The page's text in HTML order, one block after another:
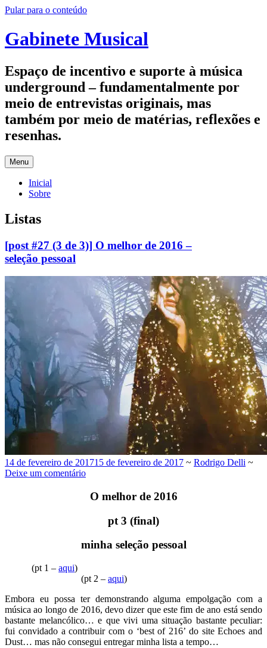
Pular para o conteúdo
Gabinete Musical
Espaço de incentivo e suporte à música
underground – fundamentalmente por
meio de entrevistas originais, mas
também por meio de matérias, reflexões e
resenhas.
Menu
Inicial
Sobre
Listas
[post #27 (3 de 3)] O melhor de 2016 –
seleção pessoal
14 de fevereiro de 201715 de fevereiro de 2017 ~ Rodrigo Delli ~
Deixe um comentário
O melhor de 2016
pt 3 (final)
minha seleção pessoal
(pt 1 –aqui)
(pt 2 – aqui)
Embora eu possa ter demonstrando alguma empolgação com a
música ao longo de 2016, devo dizer que este fim de ano está sendo
bastante melancólico… e que vivi uma situação bastante peculiar:
fui convidado a contribuir com o ‘best of 216’ do site Echoes and
Dust… mas não consegui entregar minha lista a tempo…